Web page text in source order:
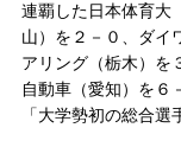
連覇した日本体育大
山）を２－０、ダイ
アリング（栃木）を
自動車（愛知）を６
「大学勢初の総合選